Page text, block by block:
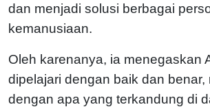
dan menjadi solusi berbagai
kemanusiaan.
Oleh karenanya, ia menegaskan
dipelajari dengan baik dan benar,
dengan apa yang terkandung di